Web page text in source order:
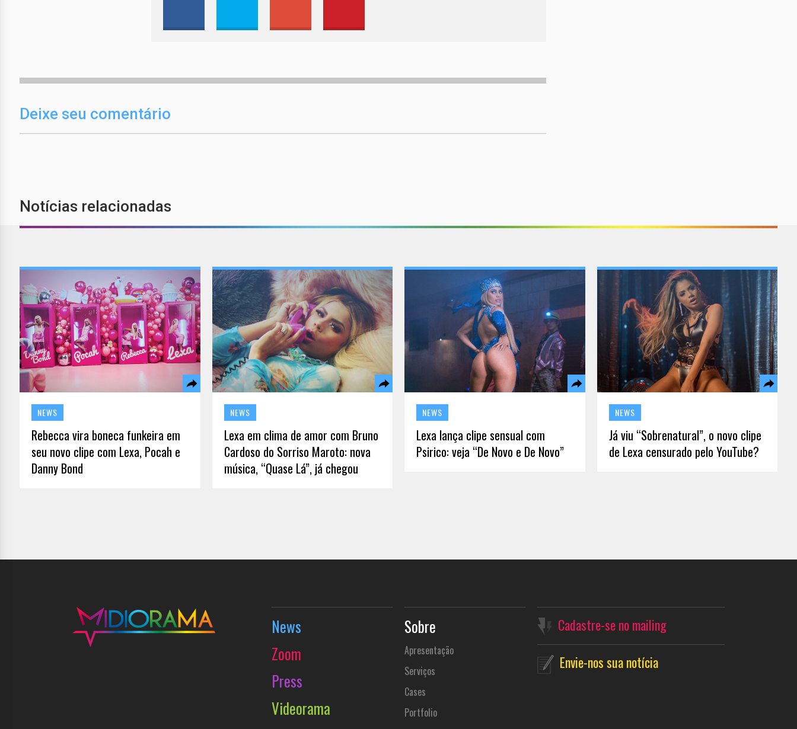
Deixe seu comentário
Notícias relacionadas
NEWS
Rebecca vira boneca funkeira em
seu novo clipe com Lexa, Pocah e
Danny Bond
NEWS
Lexa em clima de amor com Bruno
Cardoso do Sorriso Maroto: nova
música, “Quase Lá”, já chegou
NEWS
Lexa lança clipe sensual com
Psirico: veja “De Novo e De Novo”
NEWS
Já viu “Sobrenatural”, o novo clipe
de Lexa censurado pelo YouTube?
News
Zoom
Press
Videorama
Sobre
Apresentação
Serviços
Cases
Portfolio
Cadastre-se no mailing
Envie-nos sua notícia